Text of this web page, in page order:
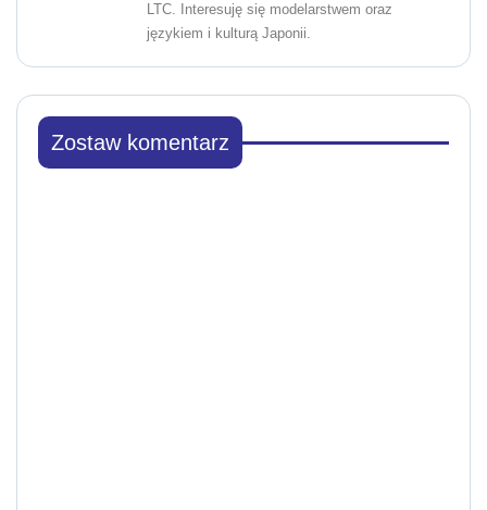
LTC. Interesuję się modelarstwem oraz
językiem i kulturą Japonii.
Zostaw komentarz